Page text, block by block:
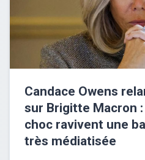
Candace Owens
sur Brigitte Macron
choc ravivent une
très médiatisée